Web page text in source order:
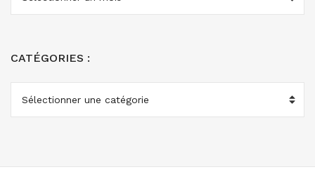
CATÉGORIES :
CATÉGORIES